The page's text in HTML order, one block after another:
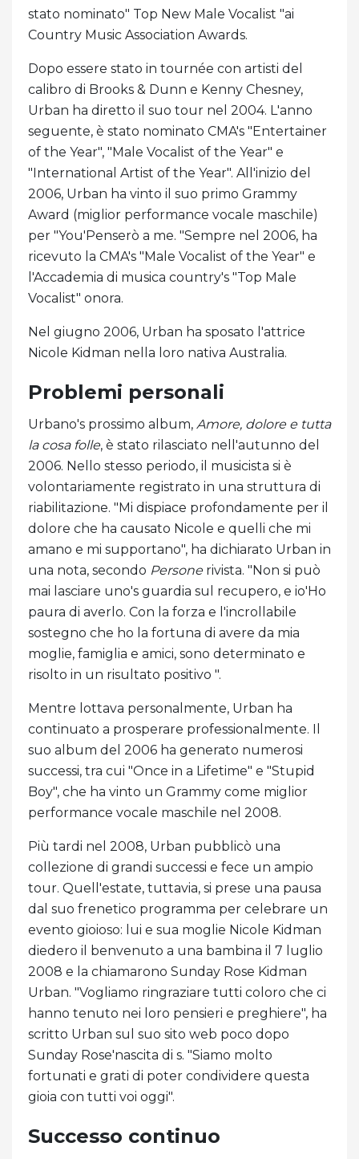
stato nominato" Top New Male Vocalist "ai
Country Music Association Awards.
Dopo essere stato in tournée con artisti del
calibro di Brooks & Dunn e Kenny Chesney,
Urban ha diretto il suo tour nel 2004. L'anno
seguente, è stato nominato CMA's "Entertainer
of the Year", "Male Vocalist of the Year" e
"International Artist of the Year". All'inizio del
2006, Urban ha vinto il suo primo Grammy
Award (miglior performance vocale maschile)
per "You'Penserò a me. "Sempre nel 2006, ha
ricevuto la CMA's "Male Vocalist of the Year" e
l'Accademia di musica country's "Top Male
Vocalist" onora.
Nel giugno 2006, Urban ha sposato l'attrice
Nicole Kidman nella loro nativa Australia.
Problemi personali
Urbano's prossimo album, Amore, dolore e tutta
la cosa folle, è stato rilasciato nell'autunno del
2006. Nello stesso periodo, il musicista si è
volontariamente registrato in una struttura di
riabilitazione. "Mi dispiace profondamente per il
dolore che ha causato Nicole e quelli che mi
amano e mi supportano", ha dichiarato Urban in
una nota, secondo Persone rivista. "Non si può
mai lasciare uno's guardia sul recupero, e io'Ho
paura di averlo. Con la forza e l'incrollabile
sostegno che ho la fortuna di avere da mia
moglie, famiglia e amici, sono determinato e
risolto in un risultato positivo ".
Mentre lottava personalmente, Urban ha
continuato a prosperare professionalmente. Il
suo album del 2006 ha generato numerosi
successi, tra cui "Once in a Lifetime" e "Stupid
Boy", che ha vinto un Grammy come miglior
performance vocale maschile nel 2008.
Più tardi nel 2008, Urban pubblicò una
collezione di grandi successi e fece un ampio
tour. Quell'estate, tuttavia, si prese una pausa
dal suo frenetico programma per celebrare un
evento gioioso: lui e sua moglie Nicole Kidman
diedero il benvenuto a una bambina il 7 luglio
2008 e la chiamarono Sunday Rose Kidman
Urban. "Vogliamo ringraziare tutti coloro che ci
hanno tenuto nei loro pensieri e preghiere", ha
scritto Urban sul suo sito web poco dopo
Sunday Rose'nascita di s. "Siamo molto
fortunati e grati di poter condividere questa
gioia con tutti voi oggi".
Successo continuo